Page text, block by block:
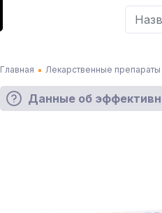
Главная Лекарственные препараты
Данные об